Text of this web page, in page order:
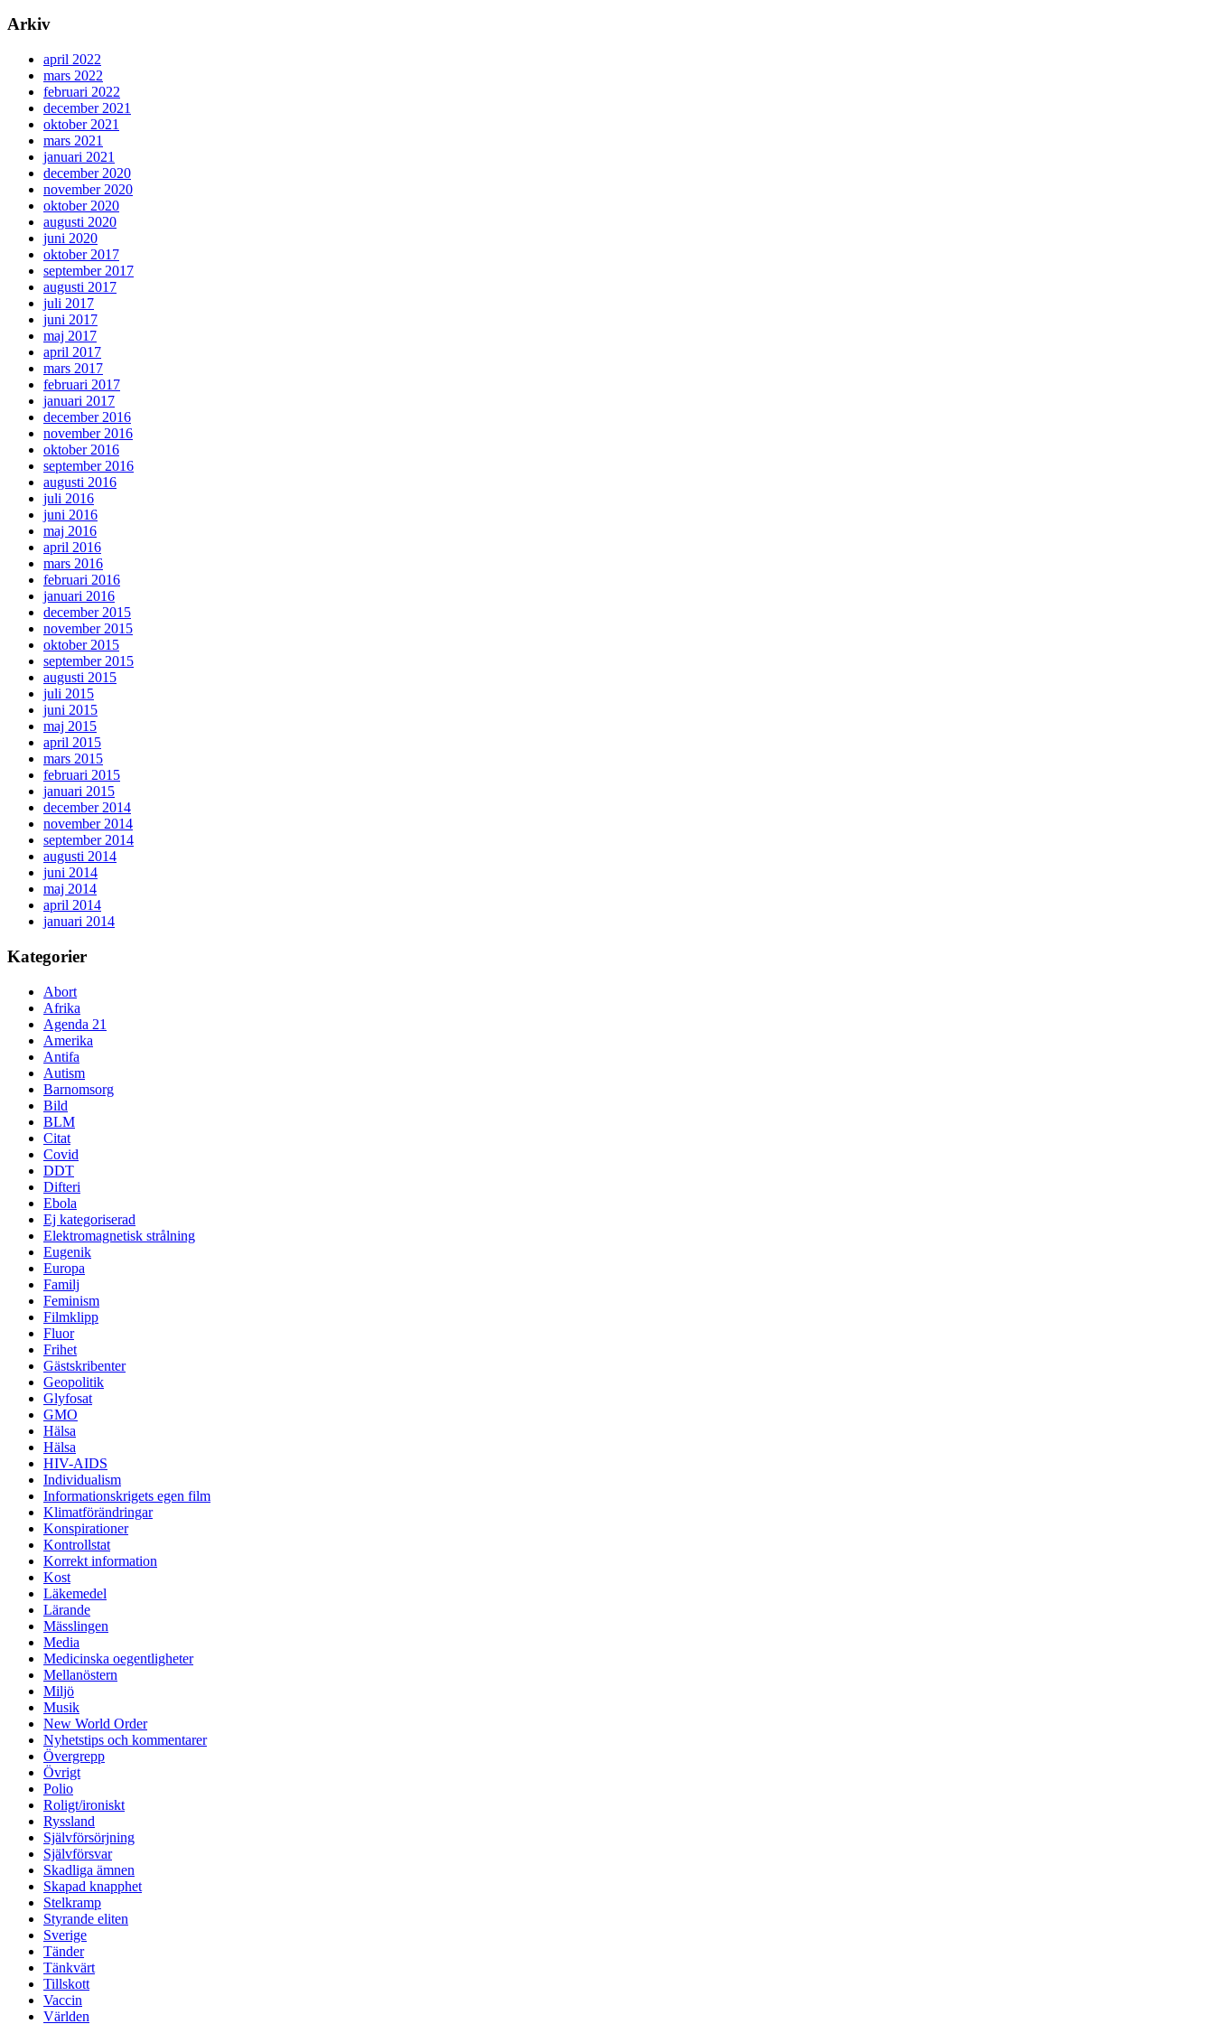
Arkiv
april 2022
mars 2022
februari 2022
december 2021
oktober 2021
mars 2021
januari 2021
december 2020
november 2020
oktober 2020
augusti 2020
juni 2020
oktober 2017
september 2017
augusti 2017
juli 2017
juni 2017
maj 2017
april 2017
mars 2017
februari 2017
januari 2017
december 2016
november 2016
oktober 2016
september 2016
augusti 2016
juli 2016
juni 2016
maj 2016
april 2016
mars 2016
februari 2016
januari 2016
december 2015
november 2015
oktober 2015
september 2015
augusti 2015
juli 2015
juni 2015
maj 2015
april 2015
mars 2015
februari 2015
januari 2015
december 2014
november 2014
september 2014
augusti 2014
juni 2014
maj 2014
april 2014
januari 2014
Kategorier
Abort
Afrika
Agenda 21
Amerika
Antifa
Autism
Barnomsorg
Bild
BLM
Citat
Covid
DDT
Difteri
Ebola
Ej kategoriserad
Elektromagnetisk strålning
Eugenik
Europa
Familj
Feminism
Filmklipp
Fluor
Frihet
Gästskribenter
Geopolitik
Glyfosat
GMO
Hälsa
Hälsa
HIV-AIDS
Individualism
Informationskrigets egen film
Klimatförändringar
Konspirationer
Kontrollstat
Korrekt information
Kost
Läkemedel
Lärande
Mässlingen
Media
Medicinska oegentligheter
Mellanöstern
Miljö
Musik
New World Order
Nyhetstips och kommentarer
Övergrepp
Övrigt
Polio
Roligt/ironiskt
Ryssland
Självförsörjning
Självförsvar
Skadliga ämnen
Skapad knapphet
Stelkramp
Styrande eliten
Sverige
Tänder
Tänkvärt
Tillskott
Vaccin
Världen